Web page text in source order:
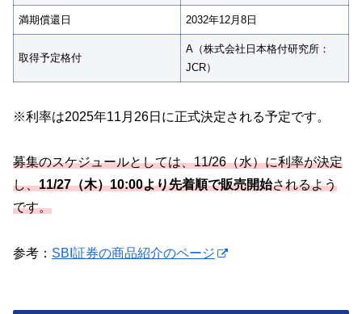
満期償還日 2032年12月8日
取得予定格付
A（株式会社日本格付研究所：
JCR）
※利率は2025年11月26日に正式決定される予定です。
募集のスケジュールとしては、11/26（水）に利率が決定
し、11/27（木）10:00より先着順で販売開始されるよう
です。
参考： SBI証券の商品紹介のページ